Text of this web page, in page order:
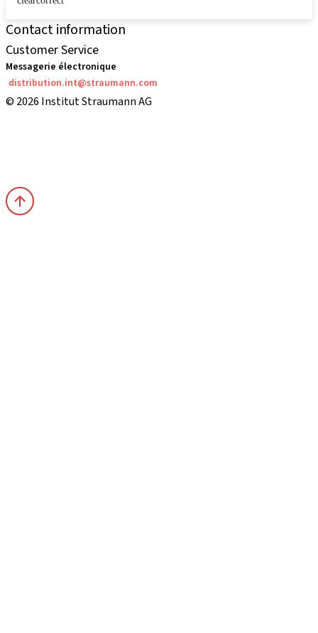
Contact information
Customer Service
Messagerie électronique
distribution.int@straumann.com
© 2026 Institut Straumann AG